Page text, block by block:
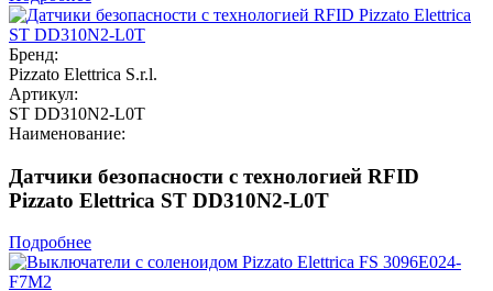
Бренд:
Pizzato Elettrica S.r.l.
Артикул:
ST DD310N2-L0T
Наименование:
Датчики безопасности с технологией RFID
Pizzato Elettrica ST DD310N2-L0T
Подробнее